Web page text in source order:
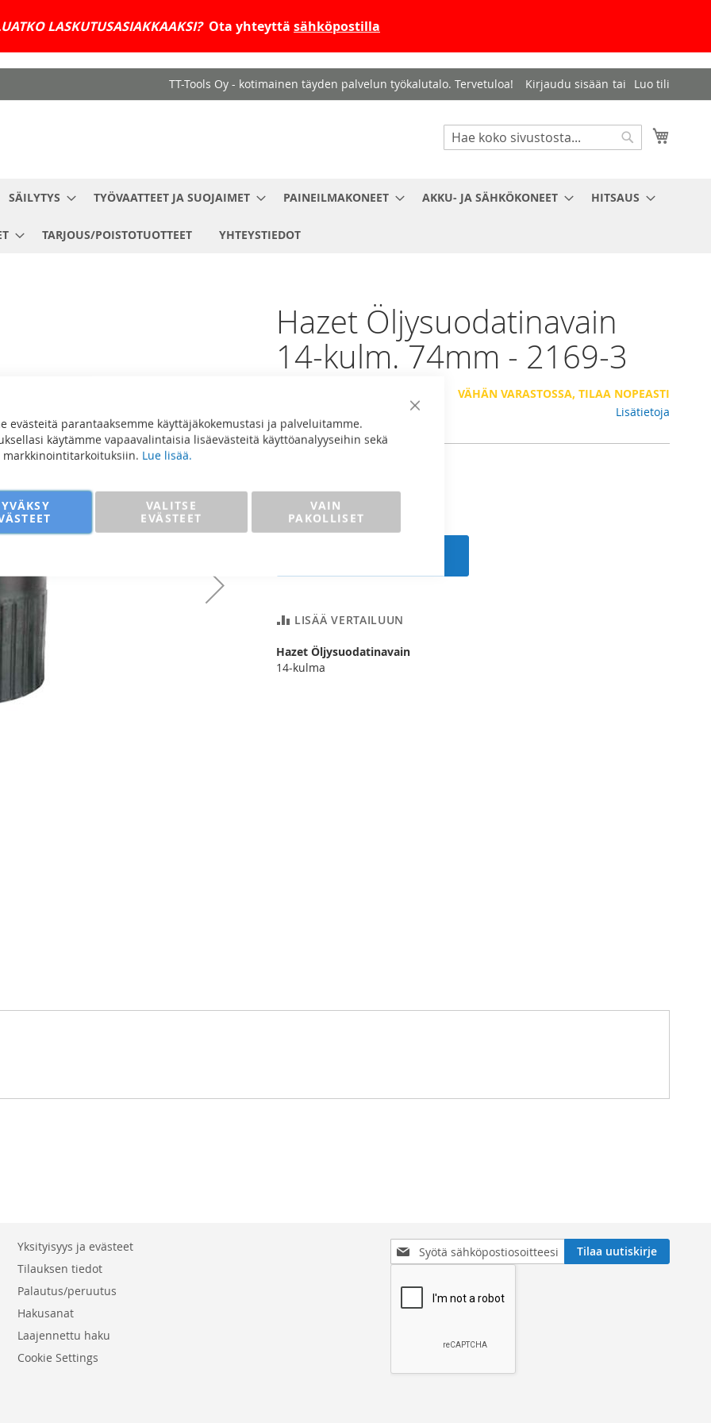
Sulje
evästeitä parantaaksemme käyttäjäkokemustasi ja palveluitamme.
käytämme vapaavalintaisia lisäevästeitä käyttöanalyyseihin sekä
markkinointitarkoituksiin. Lue lisää.
VALITSE
EVÄSTEET
VAIN
PAKOLLISET
LASKUTUSASIAKKAAKSI?Ota yhteyttä sähköpostilla
TT-Tools Oy - kotimainen täyden palvelun työkalutalo. Tervetuloa! Kirjaudu sisään Luo tili
Haku
Haku
SÄILYTYS TYÖVAATTEET JA SUOJAIMET PAINEILMAKONEET AKKU- JA SÄHKÖKONEET HITSAUS
TARJOUS/POISTOTUOTTEET YHTEYSTIEDOT
Hazet Öljysuodatinavain
14-kulm. 74mm - 2169-3
129,86 €
VÄHÄN VARASTOSSA, TILAA NOPEASTI
Lisätietoja
LISÄÄ VERTAILUUN
Hazet Öljysuodatinavain
14-kulma
Tilaa
uutiskirjeemme:
Tilaa uutiskirje
Yksityisyys ja evästeet
Tilauksen tiedot
Palautus/peruutus
Hakusanat
Laajennettu haku
Cookie Settings